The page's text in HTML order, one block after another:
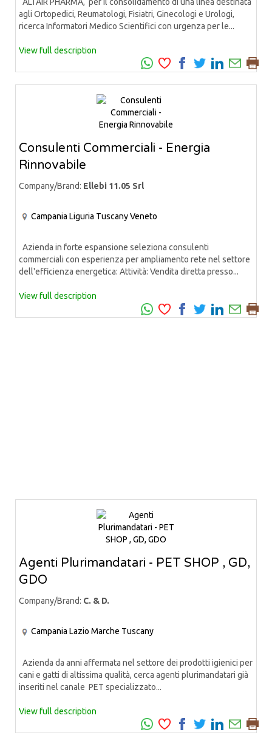
agli Ortopedici, Reumatologi, Fisiatri, Ginecologi e Urologi,
ricerca Informatori Medico Scientifici con urgenza per le...
View full description
Consulenti Commerciali - Energia
Rinnovabile
Company/Brand: Ellebi 11.05 Srl
Campania Liguria TuscanyVeneto
Azienda in forte espansione seleziona consulenti
commerciali con esperienza per ampliamento rete nel settore
dell'efficienza energetica: Attività: Vendita diretta presso...
View full description
Agenti Plurimandatari - PET SHOP , GD,
GDO
Company/Brand: C. & D.
Campania Lazio Marche Tuscany
Azienda da anni affermata nel settore dei prodotti igienici per
cani e gatti di altissima qualità, cerca agenti plurimandatari già
inseriti nel canale PET specializzato...
View full description